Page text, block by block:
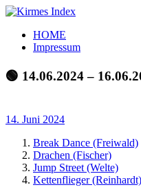
Zum
springen
Kirmes
Index
Tourpläne
der
letzten
HOME
Impressum
🟢 14.06.2024 –
14. Juni 2024
Break Dance (Freiwald)
Drachen (Fischer)
Jump Street (Welte)
Kettenflieger (Reinhardt)